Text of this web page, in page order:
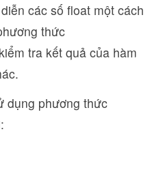
các số float một cách
thức
tra kết quả của hàm
dụng phương thức